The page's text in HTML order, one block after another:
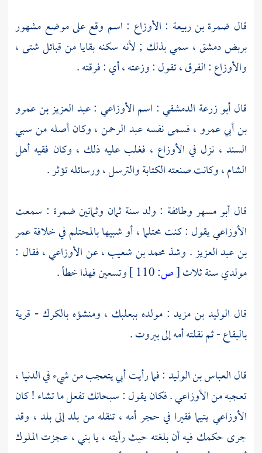
قال ضمرة بن ربيعة : الأوزاع : اسم وقع على موضع مشهور
بربضدمشق، سمي بذلك ; لأنه سكنه بقايا من قبائل شتى ،
والأوزاع: الفرق ، تقول : وزعته ، أي : فرقته .
قالأبو زرعة الدمشقي: اسمالأوزاعي :عبد العزيز بن عمرو
بن أبي عمرو، فسمى نفسهعبد الرحمن، وكان أصله من سبي
السند ، نزل في الأوزاع ، فغلب عليه ذلك ، وكان فقيه أهل
الشام، وكانت صنعته الكتابة والترسل ، ورسائله تؤثر .
قال أبو مسهروطائفة : ولد سنة ثمان وثمانينضمرة : سمعت
الأوزاعييقول : كنت محتلما ، أو شبيها بالمحتلم في خلافةعمر
بن عبد العزيز. وشذمحمد بن شعيب، عنالأوزاعي، فقال :
مولدي سنة ثلاث[ص:
وتسعين فهذا خطأ .
قال الوليد بن مزيد : مولده ببعلبك ، ومنشؤهبالكرك - قرية
بالبقاع- ثم نقلته أمه إلىبيروت.
قالالعباس بن الوليد: فما رأيت أبي يتعجب من شيء في الدنيا ،
تعجبه منالأوزاعي. فكان يقول : سبحانك تفعل ما تشاء ! كان
الأوزاعييتيما فقيرا في حجر أمه ، تنقله من بلد إلى بلد ، وقد
جرى حكمك فيه أن بلغته حيث رأيته ، يا بني ، عجزت الملوك